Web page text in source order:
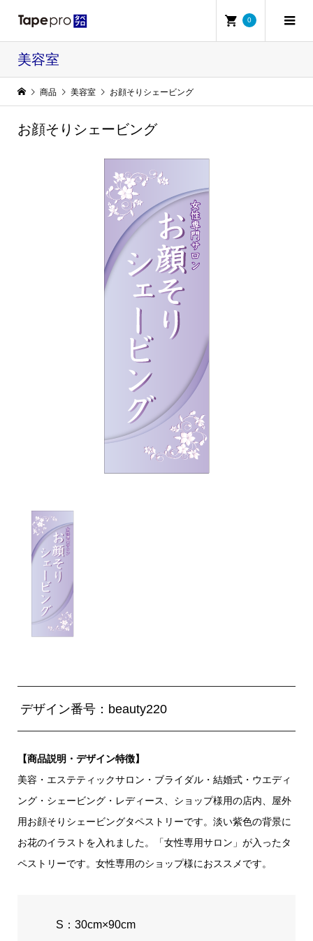
0
美容室
商品 美容室 お顔そりシェービング
お顔そりシェービング
デザイン番号：beauty220
【商品説明・デザイン特徴】
美容・エステティックサロン・ブライダル・結婚式・ウエディ
ング・シェービング・レディース、ショップ様用の店内、屋外
用お顔そりシェービングタペストリーです。淡い紫色の背景に
お花のイラストを入れました。「女性専用サロン」が入ったタ
ペストリーです。女性専用のショップ様におススメです。
S：30cm×90cm